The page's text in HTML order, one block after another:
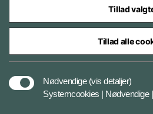
Styrelser og myndigheder
Tillad
Tillad alle
Nødvendige (vis detaljer)
Systemcookies | Nødvendige